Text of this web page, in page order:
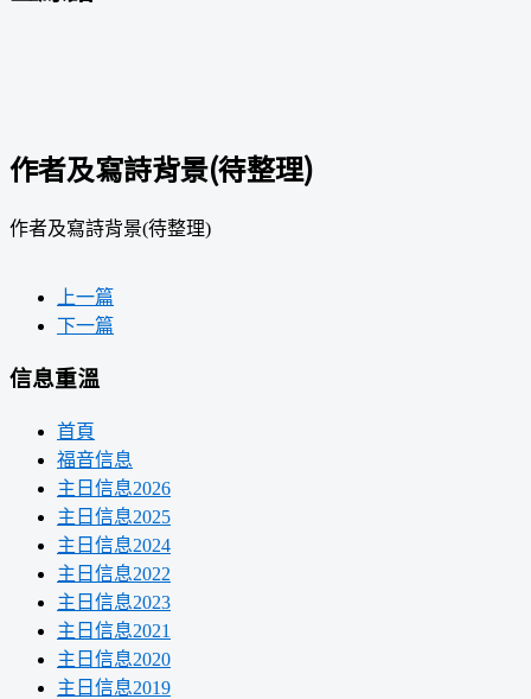
作者及寫詩背景(待整理)
作者及寫詩背景(待整理)
上一篇
下一篇
信息重溫
首頁
福音信息
主日信息2026
主日信息2025
主日信息2024
主日信息2022
主日信息2023
主日信息2021
主日信息2020
主日信息2019